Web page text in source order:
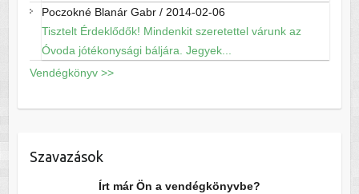
Poczokné Blanár Gabr/ 2014-02-06
Tisztelt Érdeklődők! Mindenkit szeretettel várunk az
Óvoda jótékonysági báljára. Jegyek...
Vendégkönyv >>
Szavazások
Írt már Ön a vendégkönyvbe?